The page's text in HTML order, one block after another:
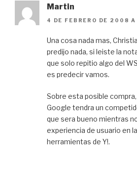
Martin
4 DE FEBRERO DE 2008
Una cosa nada mas,
predijo nada, si leiste la
que solo repitio algo del
es predecir vamos.
Sobre esta posible
Google tendra un
que sera bueno mientras
experiencia de usuario en
herramientas de Y!.